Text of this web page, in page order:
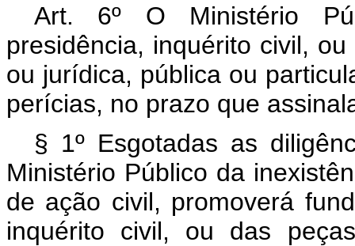
Art. 6º O Ministério
presidência, inquérito civil,
ou jurídica, pública ou
perícias, no prazo que
§ 1º Esgotadas as
Ministério Público da
de ação civil, promoverá
inquérito civil, ou das